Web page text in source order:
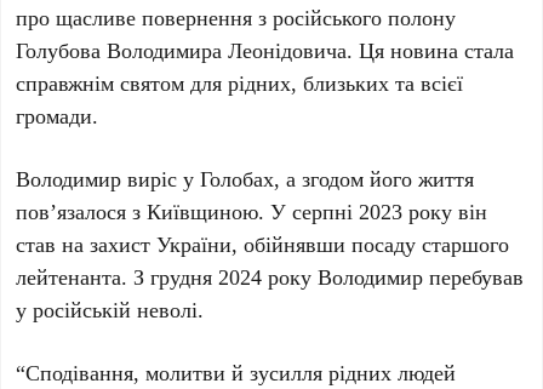
про щасливе повернення з російського полону
Голубова Володимира Леонідовича. Ця новина стала
справжнім святом для рідних, близьких та всієї
громади.
Володимир виріс у Голобах, а згодом його життя
пов’язалося з Київщиною. У серпні 2023 року він
став на захист України, обійнявши посаду старшого
лейтенанта. З грудня 2024 року Володимир перебував
у російській неволі.
“Сподівання, молитви й зусилля рідних людей